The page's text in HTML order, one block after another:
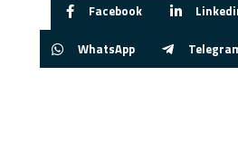
Facebook
WhatsApp